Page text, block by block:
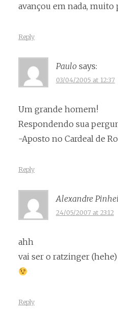
avançou em nada,
Reply
Paulo says:
03/04/2005 at 12:37
Um grande homem!
Respondendo sua
-Aposto no Cardeal de
Reply
Alexandre
24/05/2007 at 23:12
ahh
vai ser o ratzinger (hehe)
Reply